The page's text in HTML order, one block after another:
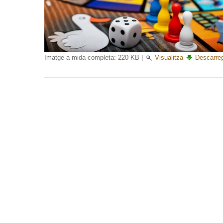
Imatge a mida completa: 220 KB Visualitza